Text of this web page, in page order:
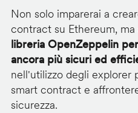
Non solo imparerai a
contract su Ethereum, ma
libreria OpenZeppelin
ancora più sicuri ed
nell'utilizzo degli explorer
smart contract e
sicurezza.